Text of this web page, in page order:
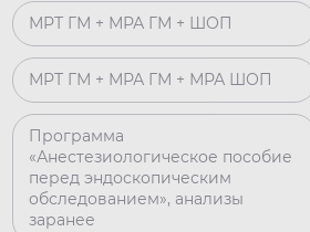
МРТ ГМ + МРА ГМ + ШОП
МРТ ГМ + МРА ГМ + МРА ШОП
Программа
«Анестезиологическое пособие
перед эндоскопическим
обследованием», анализы
заранее